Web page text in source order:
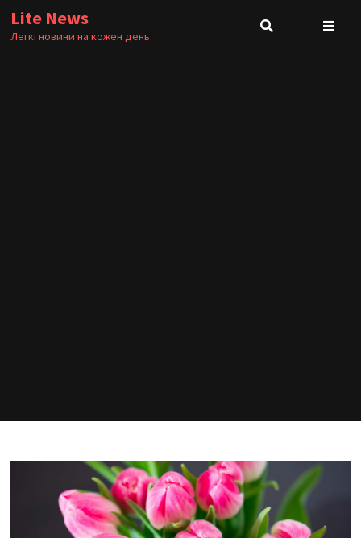
Skip
to
Lite News
Легкі новини на кожен день